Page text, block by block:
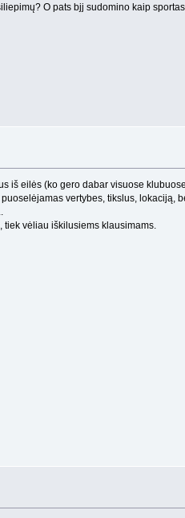
O pats bjj sudomino kaip
iš eilės (ko gero dabar visuose
vertybes, tikslus, lokaciją,
tiek vėliau iškilusiems klausimams.